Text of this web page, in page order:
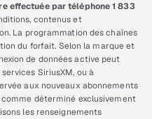
effectuée par téléphone 1 833
contenus et
La programmation des chaînes
du forfait. Selon la marque et
de données active peut
SiriusXM, ou à
aux nouveaux abonnements
déterminé exclusivement
les renseignements